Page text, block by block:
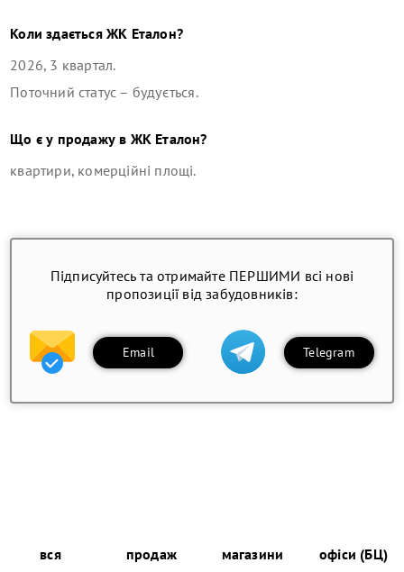
Коли здаєтьсяЖК Еталон?
2026, 3 квартал.
Поточний статус – будується.
Що є у продажу в ЖК Еталон?
квартири, комерційні площі.
Підписуйтесь та отримайте ПЕРШИМИ всі нові
пропозиції від забудовників:
Email Telegram
вся
продаж
магазини
офіси (БЦ)